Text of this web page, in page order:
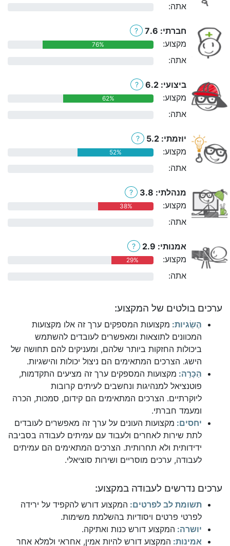
אתה:
חברתי: 7.6 ?
מקצוע: 76%
אתה:
ביצועי: 6.2 ?
מקצוע: 62%
אתה:
יוזמתי: 5.2 ?
מקצוע: 52%
אתה:
מנהלתי: 3.8 ?
מקצוע: 38%
אתה:
אמנותי: 2.9 ?
מקצוע: 29%
אתה:
ערכים בולטים של המקצוע:
הֶשֵׂגיות: מקצועות המספקים ערך זה אלו מקצועות
המכוונים לתוצאות ומאפשרים לעובדים להשתמש
ביכולות החזקות ביותר שלהם, ומעניקים להם תחושה של
הישג. הצרכים המתאימים הם ניצול יכולות והישגיות.
הַכָּרָה: מקצועות המספקים ערך זה מציעים התקדמות,
פוטנציאל למנהיגות ונחשבים לעיתים קרובות
ליוקרתיים. הצרכים המתאימים הם קידום, סמכות, הכרה
ומעמד חברתי.
יחסים: מקצועות העונים על ערך זה מאפשרים לעובדים
לתת שירות לאחרים ולעבוד עם עמיתים לעבודה בסביבה
ידידותית ולא תחרותית. הצרכים המתאימים הם עמיתים
לעבודה, ערכים מוסריים ושירות סוציאלי.
ערכים נדרשים לעבודה במקצוע:
תשומת לב לפרטים: המקצוע דורש להקפיד על ירידה
לפרטי פרטים ויסודיות בהשלמת משימות.
יושרה: המקצוע דורש כנות ואתיקה.
אמינות: המקצוע דורש להיות אמין, אחראי ולמלא אחר